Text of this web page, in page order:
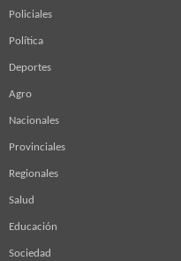
Policiales
Política
Deportes
Agro
Nacionales
Provinciales
Regionales
Salud
Educación
Sociedad